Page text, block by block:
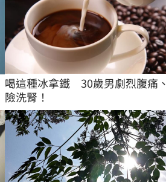
喝這種冰拿鐵　30歲男劇烈腹痛、
險洗腎！